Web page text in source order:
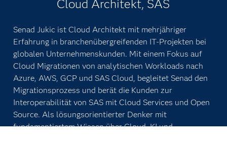
Cloud Architekt, SAS
Senad Jukic ist Cloud Architekt mit mehrjähriger
Erfahrung in branchenübergreifenden IT-Projekten bei
globalen Unternehmenskunden. Mit einem Fokus auf
Cloud Migrationen von analytischen Workloads nach
Azure, AWS, GCP und SAS Cloud, begleitet Senad den
Migrationsprozess und berät die Kunden zur
Interoperabilität von SAS mit Cloud Services und Open
Source. Als lösungsorientierter Denker mit
fundamentiertem Wissen über Cloud, KI und